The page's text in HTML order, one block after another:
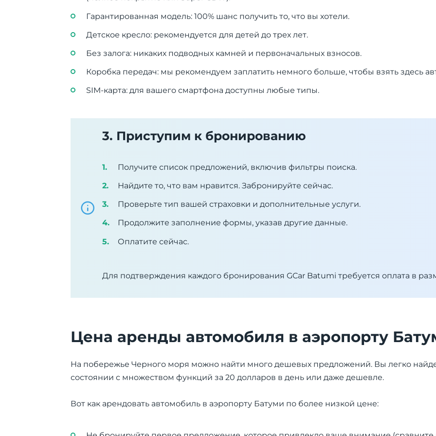
Гарантированная модель: 100% шанс получить то, что вы хотели.
Детское кресло: рекомендуется для детей до трех лет.
Без залога: никаких подводных камней и первоначальных взносов.
Коробка передач: мы рекомендуем заплатить немного больше, чтобы взять здесь
SIM-карта: для вашего смартфона доступны любые типы.
3. Приступим к бронированию
Получите список предложений, включив фильтры поиска.
Найдите то, что вам нравится. Забронируйте сейчас.
Проверьте тип вашей страховки и дополнительные услуги.
Продолжите заполнение формы, указав другие данные.
Оплатите сейчас.
Для подтверждения каждого бронирования GCar Batumi требуется оплата в
Цена аренды автомобиля в аэропорту
На побережье Черного моря можно найти много дешевых предложений. Вы легко
состоянии с множеством функций за 20 долларов в день или даже дешевле.
Вот как арендовать автомобиль в аэропорту Батуми по более низкой цене: